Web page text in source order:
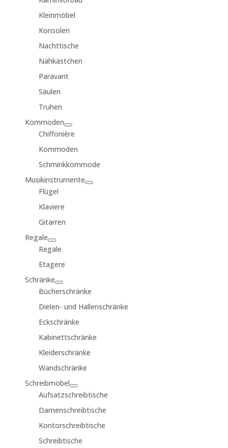
Kleinmöbel
Konsolen
Nachttische
Nähkästchen
Paravant
Säulen
Truhen
Kommoden
Chiffonière
Kommoden
Schminkkommode
Musikinstrumente
Flügel
Klaviere
Gitarren
Regale
Regale
Etagere
Schränke
Bücherschränke
Dielen- und Hallenschränke
Eckschränke
Kabinettschränke
Kleiderschränke
Wandschränke
Schreibmöbel
Aufsatzschreibtische
Damenschreibtische
Kontorschreibtische
Schreibtische